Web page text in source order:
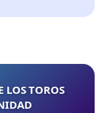
LOS TOROS